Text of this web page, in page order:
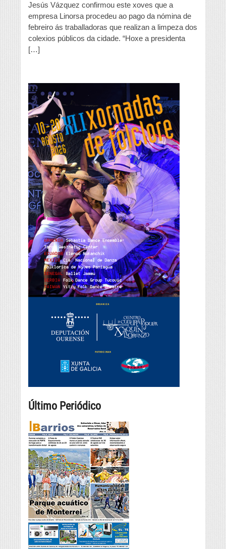
Jesús Vázquez confirmou este xoves que a
empresa Linorsa procedeu ao pago da nómina de
febreiro ás traballadoras que realizan a limpeza dos
colexios públicos da cidade. “Hoxe a presidenta
[…]
Último Periódico